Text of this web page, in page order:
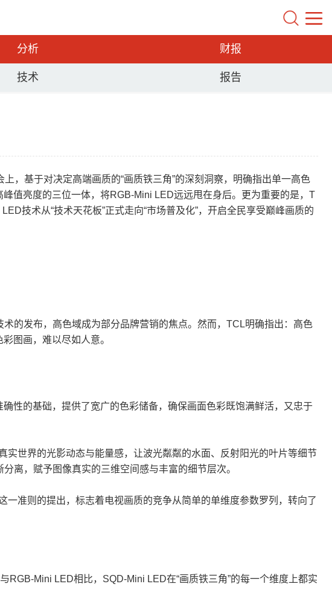
分析 财报
技术 报告
，基于对决定高端画质的“画质铁三角”的深刻洞察，明确指出单一高色
值亮度的三位一体，将RGB-Mini LED远远甩在身后。更为重要的是，T
技术从“技术天花板”正式走向“市场普及化”，开启全民享受巅峰画质的
的发布，高色域成为部分品牌营销的焦点。然而，TCL明确指出：高色
图画，难以尽如人意。
性的基础，提供了宽广的色彩储备，确保画面色彩既饱满鲜活，又忠于
世界的光影动态与能量感，让波光粼粼的水面、反射阳光的叶片等细节
离，赋予图像真实的三维空间感与丰富的细节层次。
准则的提出，标志着电视画质的竞争从简单的单维度参数罗列，转向了
Mini LED相比，SQD-Mini LED在“画质铁三角”的每一个维度上都实